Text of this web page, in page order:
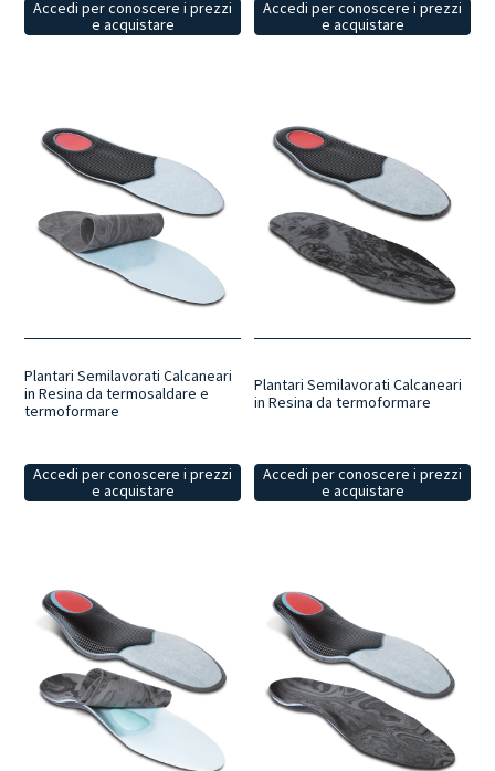
Accedi per conoscere i prezzi
e acquistare
Accedi per conoscere i prezzi
e acquistare
Plantari Semilavorati Calcaneari
in Resina da termosaldare e
termoformare
Accedi per conoscere i prezzi
e acquistare
Plantari Semilavorati Calcaneari
in Resina da termoformare
Accedi per conoscere i prezzi
e acquistare